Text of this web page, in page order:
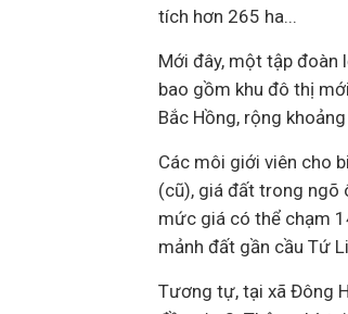
tích hơn 265 ha...
Mới đây, một tập đoàn
bao gồm khu đô thị
Bắc Hồng, rộng
Các môi giới viên cho
(cũ), giá đất trong ngõ
mức giá có thể chạm
mảnh đất gần cầu Tứ
Tương tự, tại xã Đông